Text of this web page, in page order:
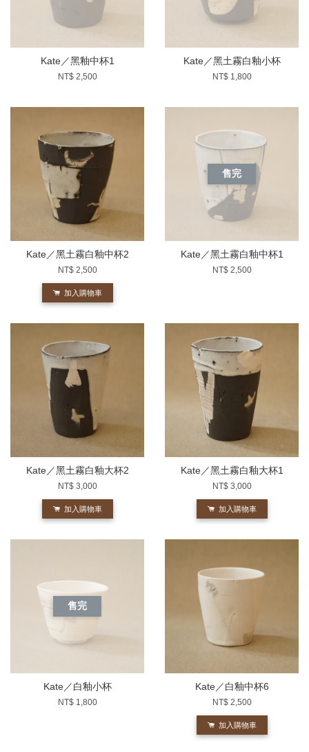
Kate／黑釉中杯1
NT$ 2,500
Kate／黑土霧白釉小杯
NT$ 1,800
Kate／黑土霧白釉中杯2
NT$ 2,500
加入購物車
售完
Kate／黑土霧白釉中杯1
NT$ 2,500
Kate／黑土霧白釉大杯2
NT$ 3,000
加入購物車
Kate／黑土霧白釉大杯1
NT$ 3,000
加入購物車
售完
Kate／白釉小杯
NT$ 1,800
Kate／白釉中杯6
NT$ 2,500
加入購物車